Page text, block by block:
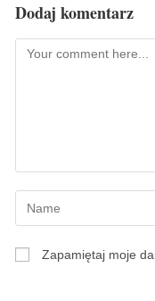
Dodaj komentarz
Zapamiętaj moje